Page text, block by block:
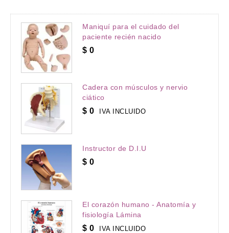
Maniquí para el cuidado del
paciente recién nacido
$ 0
Cadera con músculos y nervio
ciático
$ 0 IVA INCLUIDO
Instructor de D.I.U
$ 0
El corazón humano - Anatomía y
fisiología Lámina
$ 0 IVA INCLUIDO